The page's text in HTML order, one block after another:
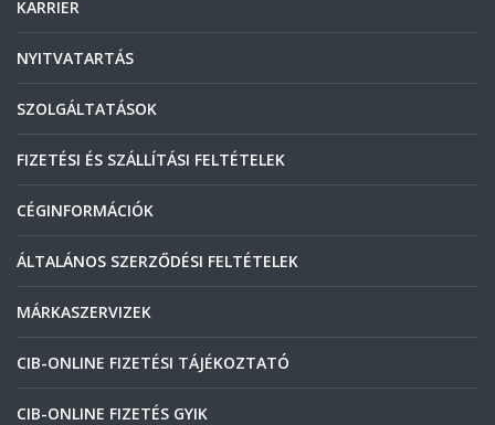
KARRIER
NYITVATARTÁS
SZOLGÁLTATÁSOK
FIZETÉSI ÉS SZÁLLÍTÁSI FELTÉTELEK
CÉGINFORMÁCIÓK
ÁLTALÁNOS SZERZŐDÉSI FELTÉTELEK
MÁRKASZERVIZEK
CIB-ONLINE FIZETÉSI TÁJÉKOZTATÓ
CIB-ONLINE FIZETÉS GYIK